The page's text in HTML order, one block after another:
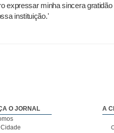
expressar minha sincera gratidão
instituição.'
O JORNAL
A